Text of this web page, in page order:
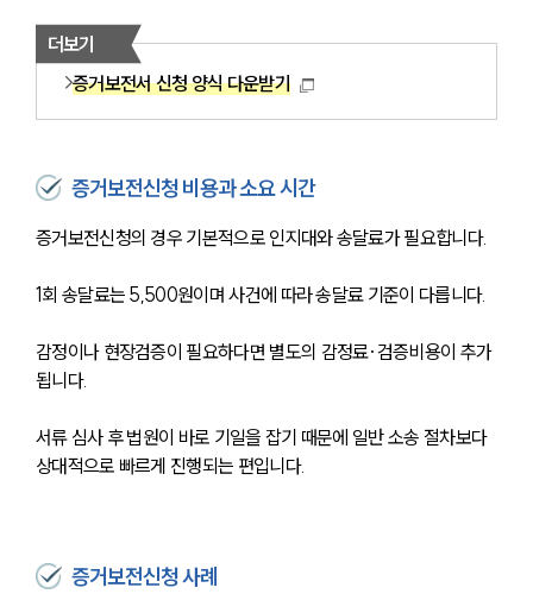
더보기
증거보전서 신청 양식 다운받기
증거보전신청 비용과 소요 시간
증거보전신청의 경우 기본적으로 인지대와 송달료가 필요합니다.
1회 송달료는 5,500원이며 사건에 따라 송달료 기준이 다릅니다.
감정이나 현장검증이 필요하다면 별도의 감정료·검증비용이 추가
됩니다.
서류 심사 후 법원이 바로 기일을 잡기 때문에 일반 소송 절차보다
상대적으로 빠르게 진행되는 편입니다.
증거보전신청 사례